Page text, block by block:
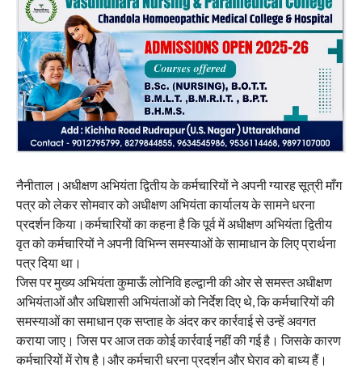
नैनीताल।अधीक्षण अभियंता द्वितीय के कर्मचारियों ने अपनी ग्यारह सूत्री माँग
पत्र को लेकर सोमवार को अधीक्षण अभियंता कार्यालय के सामने धरना
प्रदर्शन किया।कर्मचारियों का कहना है कि पूर्व में अधीक्षण अभियंता द्वितीय
वृत को कर्मचारियों ने अपनी विभिन्न समस्याओं के सामाधान के लिए प्रार्थना
पत्र दिया था।
जिस पर मुख्य अभियंता कुमाऊँ लोनिवि हल्द्वानी की ओर से समस्त अधीक्षण
अभियंताओं और अधिशासी अभियंताओं को निर्देश दिए थे, कि कर्मचारियों की
समस्याओं का समाधान एक सप्ताह के अंदर कर कार्रवाई से उन्हें अवगत
कराया जाए। जिस पर आज तक कोई कार्रवाई नहीं की गई है। जिसके कारण
कर्मचारियों में रोष है।और कर्मचारी धरना प्रदर्शन और घेराव को बाध्य हैं।